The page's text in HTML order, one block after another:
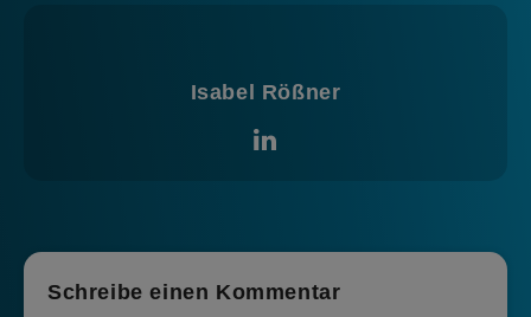
Isabel Rößner
Schreibe einen Kommentar